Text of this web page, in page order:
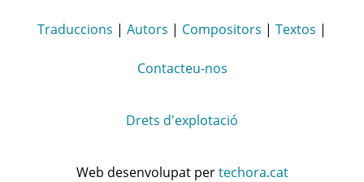
Traduccions | Autors | Compositors | Textos |
Contacteu-nos
Drets d'explotació
Web desenvolupat pertechora.cat